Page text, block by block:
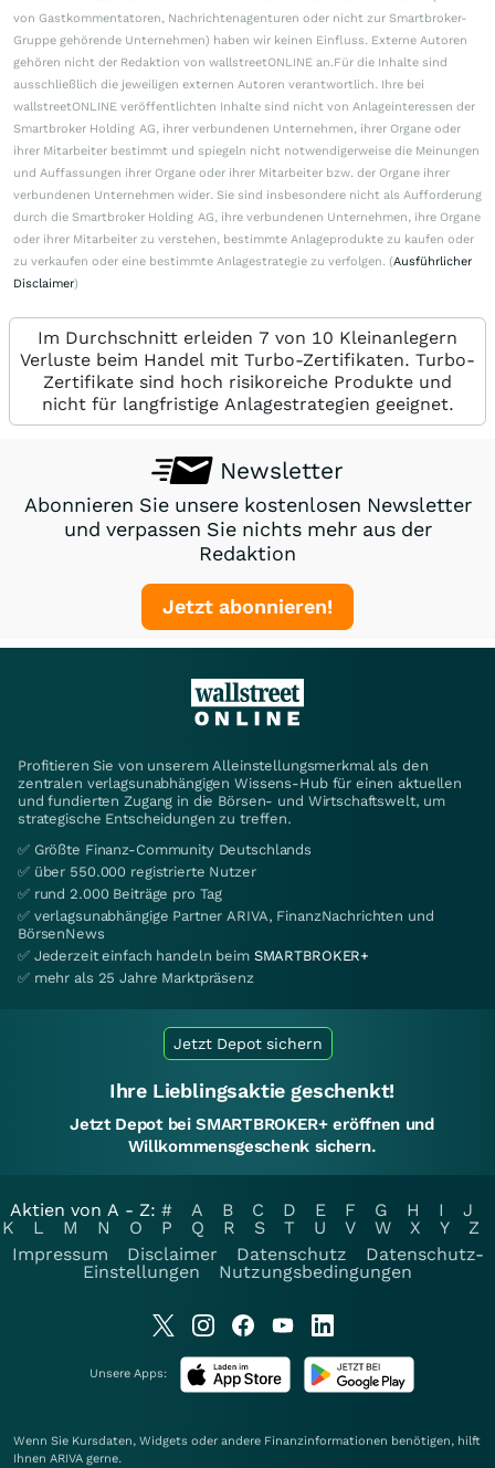
von Gastkommentatoren, Nachrichtenagenturen oder nicht zur Smartbroker-
Gruppe gehörende Unternehmen) haben wir keinen Einfluss. Externe Autoren
gehören nicht der Redaktion von wallstreetONLINE an.Für die Inhalte sind
ausschließlich die jeweiligen externen Autoren verantwortlich. Ihre bei
wallstreetONLINE veröffentlichten Inhalte sind nicht von Anlageinteressen der
Smartbroker Holding AG, ihrer verbundenen Unternehmen, ihrer Organe oder
ihrer Mitarbeiter bestimmt und spiegeln nicht notwendigerweise die Meinungen
und Auffassungen ihrer Organe oder ihrer Mitarbeiter bzw. der Organe ihrer
verbundenen Unternehmen wider. Sie sind insbesondere nicht als Aufforderung
durch die Smartbroker Holding AG, ihre verbundenen Unternehmen, ihre Organe
oder ihrer Mitarbeiter zu verstehen, bestimmte Anlageprodukte zu kaufen oder
zu verkaufen oder eine bestimmte Anlagestrategie zu verfolgen. (Ausführlicher
Disclaimer)
Im Durchschnitt erleiden 7 von 10 Kleinanlegern
Verluste beim Handel mit Turbo-Zertifikaten. Turbo-
Zertifikate sind hoch risikoreiche Produkte und
nicht für langfristige Anlagestrategien geeignet.
Newsletter
Abonnieren Sie unsere kostenlosen Newsletter
und verpassen Sie nichts mehr aus der
Redaktion
Jetzt abonnieren!
Profitieren Sie von unserem Alleinstellungsmerkmal als den
zentralen verlagsunabhängigen Wissens-Hub für einen aktuellen
und fundierten Zugang in die Börsen- und Wirtschaftswelt, um
strategische Entscheidungen zu treffen.
✅ Größte Finanz-Community Deutschlands
✅ über 550.000 registrierte Nutzer
✅ rund 2.000 Beiträge pro Tag
✅ verlagsunabhängige Partner ARIVA, FinanzNachrichten und
BörsenNews
✅ Jederzeit einfach handeln beim SMARTBROKER+
✅ mehr als 25 Jahre Marktpräsenz
Jetzt Depot sichern
Ihre Lieblingsaktie geschenkt!
Jetzt Depot bei SMARTBROKER+ eröffnen und
Willkommensgeschenk sichern.
Aktien von A - Z: # A B C D E F G H I
J
K
L M N O P Q R S T U V W X Y
Z
Impressum
Disclaimer Datenschutz
Datenschutz-
Einstellungen
Nutzungsbedingungen
Unsere Apps:
Wenn Sie Kursdaten, Widgets oder andere Finanzinformationen benötigen, hilft
Ihnen ARIVA gerne.